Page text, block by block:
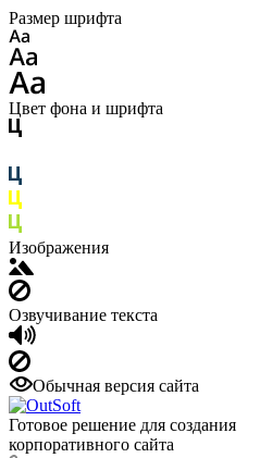
Размер шрифта
Цвет фона и шрифта
Изображения
Озвучивание текста
Обычная версия сайта
Готовое решение для создания
корпоративного сайта